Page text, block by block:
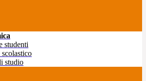
studenti
scolastico
studio